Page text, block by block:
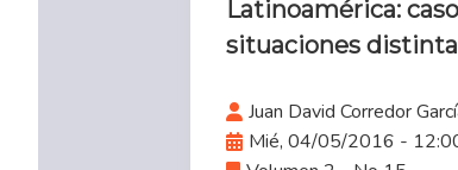
Latinoamérica:
situaciones
Juan David Corredor
Mié, 04/05/2016 -